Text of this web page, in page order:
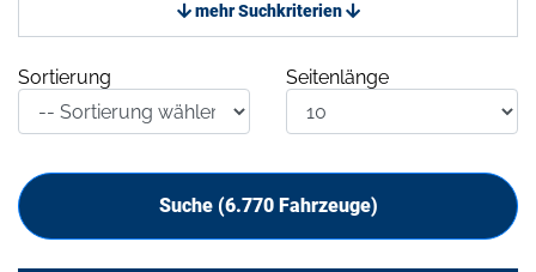
mehr Suchkriterien
Sortierung Seitenlänge
Suche (6.770Fahrzeuge)